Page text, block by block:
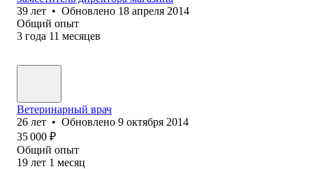
39 лет • Обновлено 18 апреля 2014
Общий опыт
3 года 11 месяцев
Ветеринарный врач
26 лет • Обновлено 9 октября 2014
35 000 ₽
Общий опыт
19 лет 1 месяц